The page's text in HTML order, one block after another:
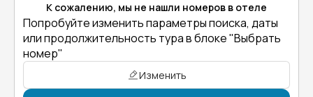
К сожалению, мы не нашли номеров в отеле
Попробуйте изменить параметры поиска, даты
или продолжительность тура в блоке "Выбрать
номер"
Изменить